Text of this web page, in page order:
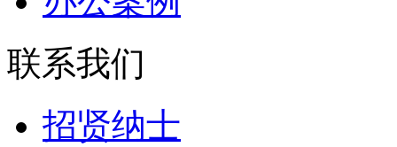
联系我们
招贤纳士